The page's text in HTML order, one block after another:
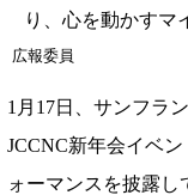
り、心を動かすマ
広報委員
1月17日、サンフラ
JCCNC新年会イベ
ォーマンスを披露し